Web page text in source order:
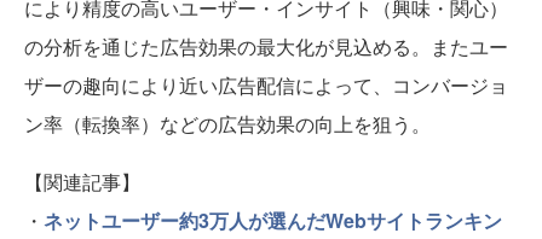
により精度の高いユーザー・インサイト（興味・関心）
の分析を通じた広告効果の最大化が見込める。またユー
ザーの趣向により近い広告配信によって、コンバージョ
ン率（転換率）などの広告効果の向上を狙う。
【関連記事】
・ ネットユーザー約3万人が選んだWebサイトランキン